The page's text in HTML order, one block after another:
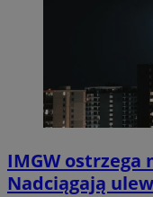
IMGW ostrzega
Nadciągają